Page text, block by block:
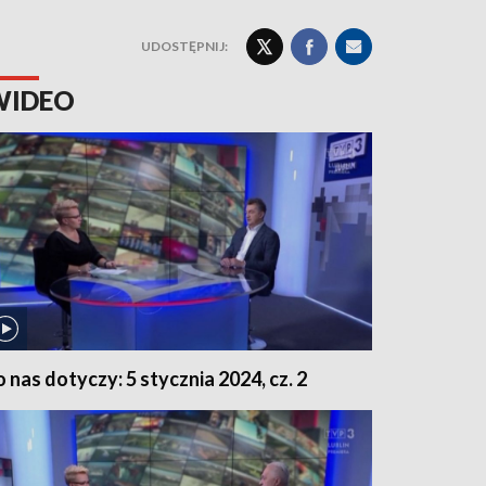
UDOSTĘPNIJ:
nas dotyczy: 5 stycznia 2024, cz. 2